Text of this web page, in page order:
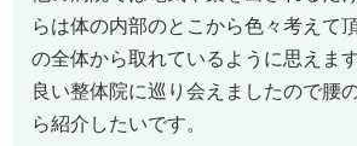
らは体の内部のとこから色々考えて
の全体から取れているように思えます
良い整体院に巡り会えましたので腰
ら紹介したいです。